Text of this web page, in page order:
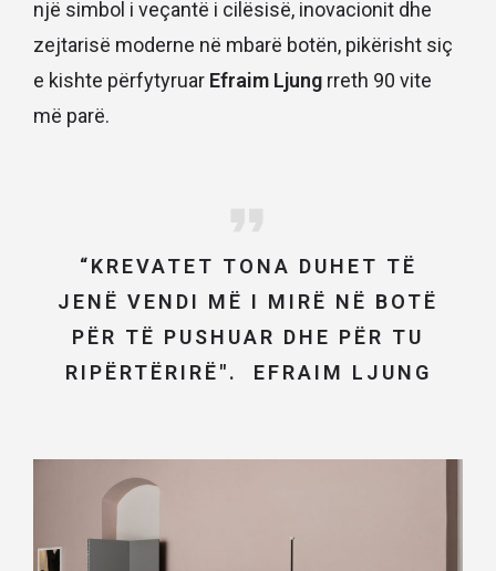
një simbol i veçantë i cilësisë, inovacionit dhe
zejtarisë moderne në mbarë botën, pikërisht siç
e kishte përfytyruar Efraim Ljung rreth 90 vite
më parë.
“KREVATET TONA DUHET TË
JENË VENDI MË I MIRË NË BOTË
PËR TË PUSHUAR DHE PËR TU
RIPËRTËRIRË". EFRAIM LJUNG